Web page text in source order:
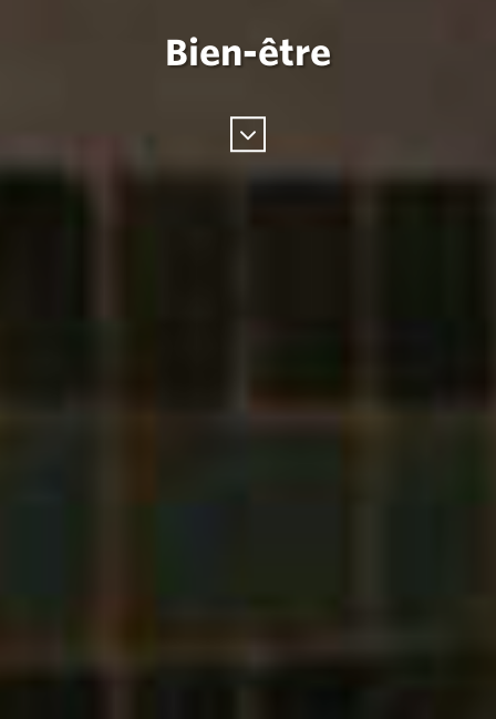
Bien-être